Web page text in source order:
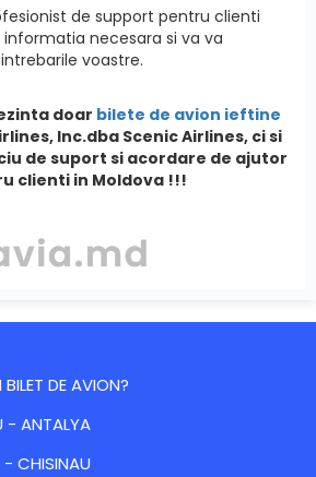
de support pentru clienti
necesara si va va
voastre.
doar bilete de avion ieftine
Inc.dba Scenic Airlines, ci si
de suport si acordare de ajutor
clienti in Moldova !!!
DE AVION?
- ANTALYA
- CHISINAU